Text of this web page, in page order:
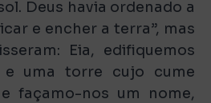
Deus havia ordenado a
e encher a terra”, mas
Eia, edifiquemos
e uma torre cujo cume
façamo-nos um nome,